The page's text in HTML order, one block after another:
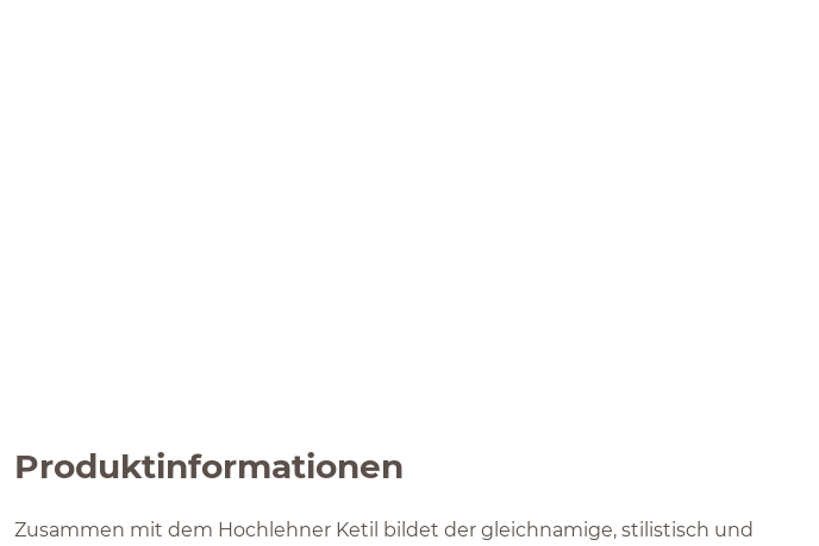
Produktinformationen
Zusammen mit dem Hochlehner Ketil bildet der gleichnamige, stilistisch und